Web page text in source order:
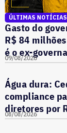
ÚLTIMAS NOTÍCIAS
Gasto do
R$ 84
é o ex-
09/08/2026
Água dura:
compliance
diretores por
08/08/2026